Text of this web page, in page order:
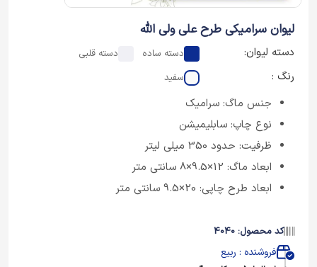
لیوان سرامیکی طرح علی ولی الله
دسته لیوان: دسته ساده دسته قلبی
رنگ : سفید
جنس ماگ: سرامیک
نوع چاپ: سابلیمیشن
ظرفیت: حدود 350 میلی لیتر
ابعاد ماگ: 12×9.5×8 سانتی متر
ابعاد طرح چاپی: 20×9.5 سانتی متر
کد محصول: 4040
فروشنده : ربیع